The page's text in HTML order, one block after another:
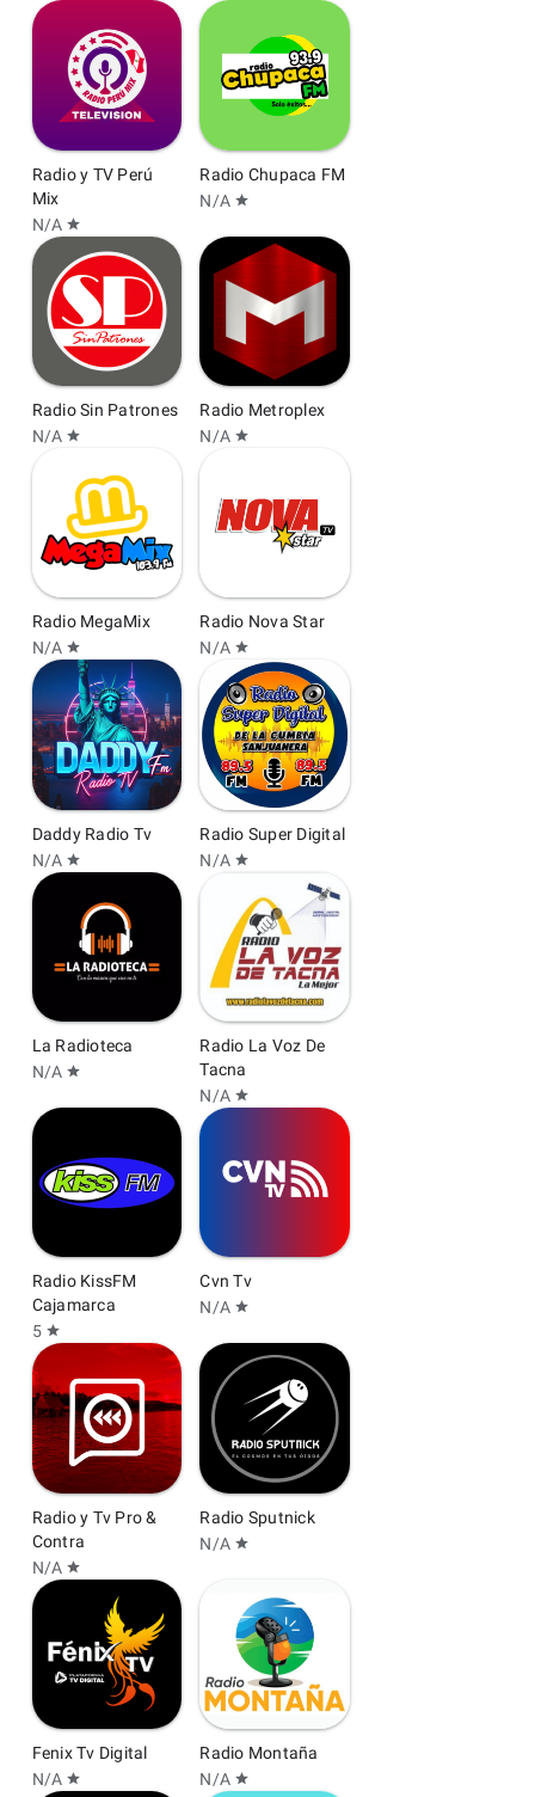
Radio y TV Perú
Mix
N/A star
Radio Chupaca FM
N/A star
Radio Sin Patrones
N/A star
Radio Metroplex
N/A star
Radio MegaMix
N/A star
Radio Nova Star
N/A star
Daddy Radio Tv
N/A star
Radio Super Digital
N/A star
La Radioteca
N/A star
Radio La Voz De
Tacna
N/A star
Radio KissFM
Cajamarca
5 star
Cvn Tv
N/A star
Radio y Tv Pro &
Contra
N/A star
Radio Sputnick
N/A star
Fenix Tv Digital
N/A star
Radio Montaña
N/A star